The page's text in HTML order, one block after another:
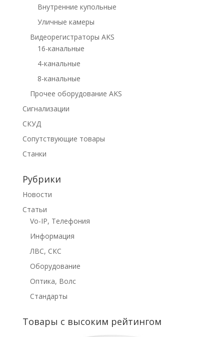
Внутренние купольные
Уличные камеры
Видеорегистраторы AKS
16-канальные
4-канальные
8-канальные
Прочее оборудование AKS
Сигнализации
СКУД
Сопутствующие товары
Станки
Рубрики
Новости
Статьи
Vo-IP, Телефония
Информация
ЛВС, СКС
Оборудование
Оптика, Волс
Стандарты
Товары с высоким рейтингом